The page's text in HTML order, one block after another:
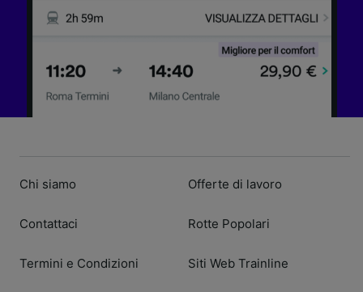
Chi siamo
Contattaci
Termini e Condizioni
Offerte di lavoro
Rotte Popolari
Siti Web Trainline